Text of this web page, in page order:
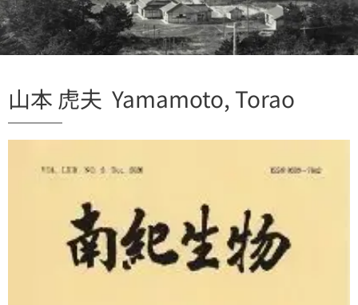
山本 虎夫 Yamamoto, Torao